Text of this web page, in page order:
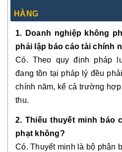
HÀNG
1. Doanh nghiệp không
phải lập báo cáo tài chính
Có. Theo quy định pháp
đang tồn tại pháp lý đều
chính năm, kể cả trường
thu.
2. Thiếu thuyết minh báo
phạt không?
Có. Thuyết minh là bộ phận